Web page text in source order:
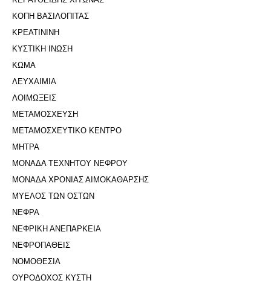
ΚΟΠΗ ΒΑΣΙΛΟΠΙΤΑΣ
ΚΡΕΑΤΙΝΙΝΗ
ΚΥΣΤΙΚΗ ΙΝΩΣΗ
ΚΩΜΑ
ΛΕΥΧΑΙΜΙΑ
ΛΟΙΜΩΞΕΙΣ
ΜΕΤΑΜΟΣΧΕΥΣΗ
ΜΕΤΑΜΟΣΧΕΥΤΙΚΟ ΚΕΝΤΡΟ
ΜΗΤΡΑ
ΜΟΝΑΔΑ ΤΕΧΝΗΤΟΥ ΝΕΦΡΟΥ
ΜΟΝΑΔΑ ΧΡΟΝΙΑΣ ΑΙΜΟΚΑΘΑΡΣΗΣ
ΜΥΕΛΟΣ ΤΩΝ ΟΣΤΩΝ
ΝΕΦΡΑ
ΝΕΦΡΙΚΗ ΑΝΕΠΑΡΚΕΙΑ
ΝΕΦΡΟΠΑΘΕΙΣ
ΝΟΜΟΘΕΣΙΑ
ΟΥΡΟΔΟΧΟΣ ΚΥΣΤΗ